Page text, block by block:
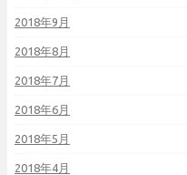
2018年9月
2018年8月
2018年7月
2018年6月
2018年5月
2018年4月